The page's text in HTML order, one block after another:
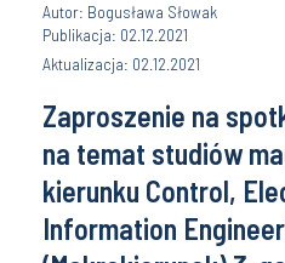
Autor: Bogusława Słowak
Publikacja: 02.12.2021
Aktualizacja: 02.12.2021
Zaproszenie na
na temat studiów
kierunku Control,
Information